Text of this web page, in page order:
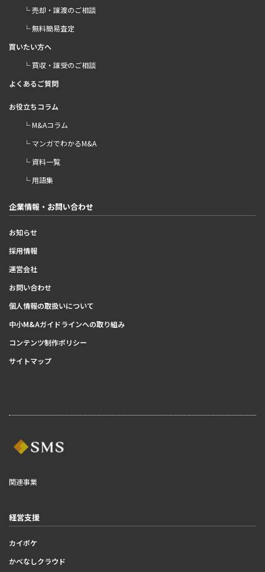
└ 売却・譲渡のご相談
└ 無料簡易査定
買いたい方へ
└ 買収・譲受のご相談
よくあるご質問
お役立ちコラム
└ M&Aコラム
└ マンガでわかるM&A
└ 資料一覧
└ 用語集
企業情報・お問い合わせ
お知らせ
採用情報
運営会社
お問い合わせ
個人情報の取扱いについて
中小M&Aガイドラインへの取り組み
コンテンツ制作ポリシー
サイトマップ
関連事業
経営支援
カイポケ
かべなしクラウド